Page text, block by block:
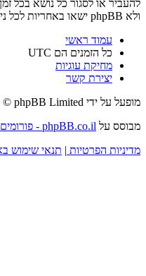
ולא phpBB ישאו באחריות לכל ניסיון פריצה אשר יכול להוסיף לחשיפת המידע.
עמוד ראשי
כל הזמנים הם UTC
מחיקת עוגיות
יצירת קשר
מופעל על ידי © phpBB Limited
מבוסס על phpBB.co.il - פורומים בעברית
מדיניות הפרטיות | תנאי שימוש